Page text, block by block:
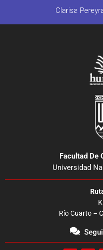
Clarisa
Facultad De
Universidad
Río Cuarto –